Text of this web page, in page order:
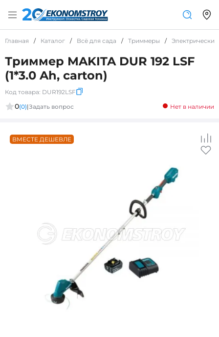
Главная / Каталог / Всё для сада / Триммеры /
Триммер MAKITA DUR 192 LSF
(1*3.0 Ah, carton)
Код товара: DUR192LSF
0(0)|Задать вопрос Нет в наличии
ВМЕСТЕ ДЕШЕВЛЕ